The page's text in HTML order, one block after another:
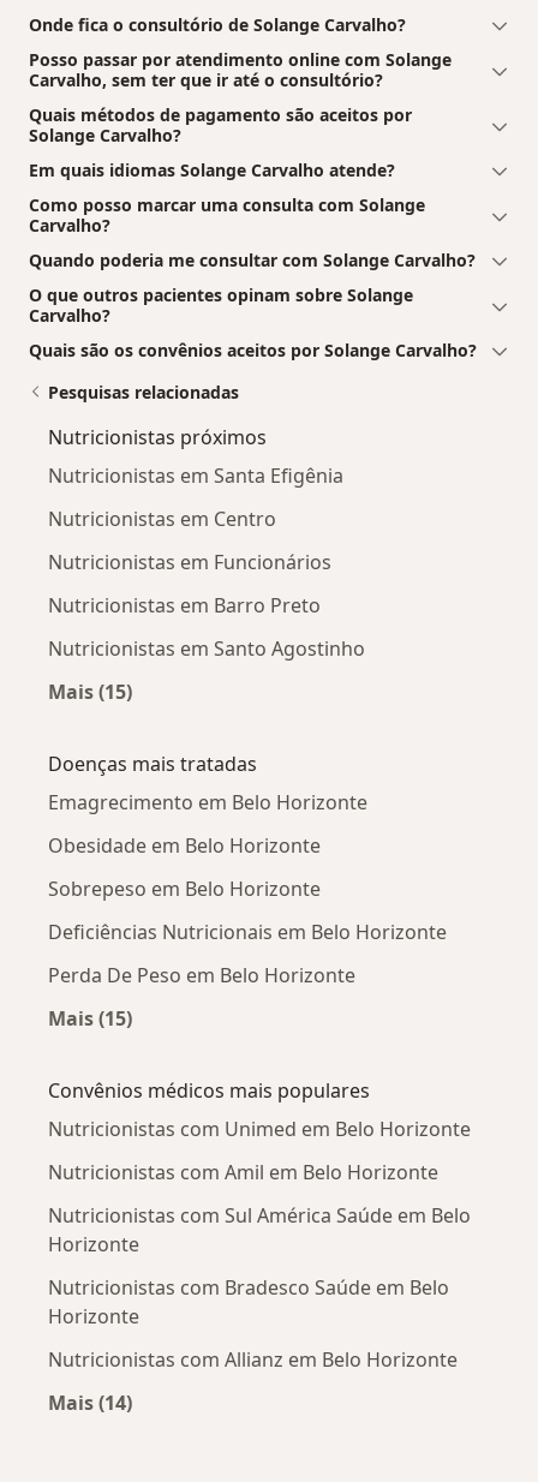
Onde fica o consultório de Solange Carvalho?
Posso passar por atendimento online com Solange
Carvalho, sem ter que ir até o consultório?
Quais métodos de pagamento são aceitos por
Solange Carvalho?
Em quais idiomas Solange Carvalho atende?
Como posso marcar uma consulta com Solange
Carvalho?
Quando poderia me consultar com Solange Carvalho?
O que outros pacientes opinam sobre Solange
Carvalho?
Quais são os convênios aceitos por Solange Carvalho?
Pesquisas relacionadas
Nutricionistas próximos
Nutricionistas em Santa Efigênia
Nutricionistas em Centro
Nutricionistas em Funcionários
Nutricionistas em Barro Preto
Nutricionistas em Santo Agostinho
Mais (15)
Doenças mais tratadas
Emagrecimento em Belo Horizonte
Obesidade em Belo Horizonte
Sobrepeso em Belo Horizonte
Deficiências Nutricionais em Belo Horizonte
Perda De Peso em Belo Horizonte
Mais (15)
Convênios médicos mais populares
Nutricionistas com Unimed em Belo Horizonte
Nutricionistas com Amil em Belo Horizonte
Nutricionistas com Sul América Saúde em Belo
Horizonte
Nutricionistas com Bradesco Saúde em Belo
Horizonte
Nutricionistas com Allianz em Belo Horizonte
Mais (14)